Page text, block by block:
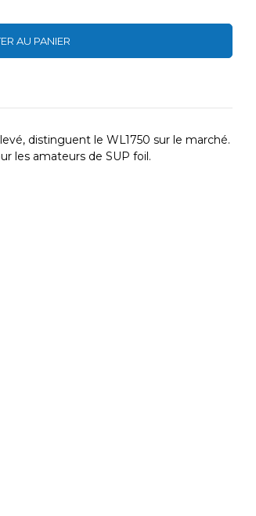
AU PANIER
distinguent le WL1750 sur le marché.
les amateurs de SUP foil.